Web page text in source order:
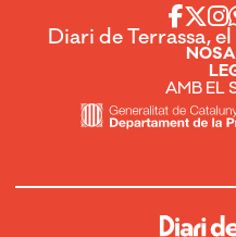
Diari de Terrassa,
AMB EL